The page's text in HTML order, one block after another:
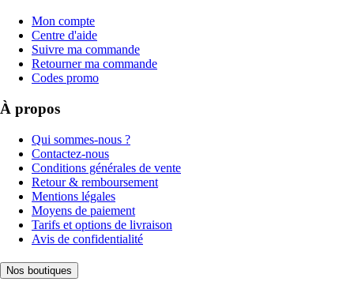
Mon compte
Centre d'aide
Suivre ma commande
Retourner ma commande
Codes promo
À propos
Qui sommes-nous ?
Contactez-nous
Conditions générales de vente
Retour & remboursement
Mentions légales
Moyens de paiement
Tarifs et options de livraison
Avis de confidentialité
Nos boutiques